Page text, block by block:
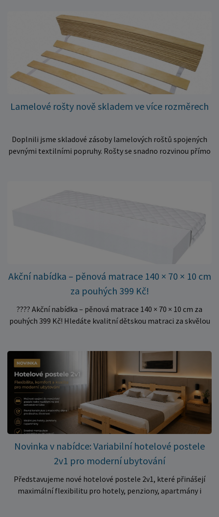
Lamelové rošty nově skladem ve více rozměrech
Doplnili jsme skladové zásoby lamelových roštů spojených
pevnými textilními popruhy. Rošty se snadno rozvinou přímo
množství kusů, proto můžeme objednávky rychle expedovat.
Vyberte si vhodný rozměr a dopřejte své matraci kvalitní
podklad za výhodnou cenu.
Akční nabídka – pěnová matrace 140 × 70 × 10 cm
za pouhých 399 Kč!
???? Akční nabídka – pěnová matrace 140 × 70 × 10 cm za
pouhých 399 Kč! Hledáte kvalitní dětskou matraci za skvělou
✅ Pohodlné pěnové jádro pro komfortní spánek dítěte ✅
Skvělá volba do dětských postýlek ✅ Výjimečně výhodná cena
– jen 399 Kč Využijte této mimořádné nabídky a pořiďte
kvalitní matraci za cenu, která patří k nejvýhodnějším na
trhu. Akce platí pouze do vyprodání zásob. Nakupujte chytře a
ušetřete!
Novinka v nabídce: Variabilní hotelové postele
2v1 pro moderní ubytování
Představujeme nové hotelové postele 2v1, které přinášejí
maximální flexibilitu pro hotely, penziony, apartmány i